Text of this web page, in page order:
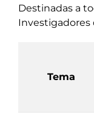
Destinadas a
Investigadores
Tema